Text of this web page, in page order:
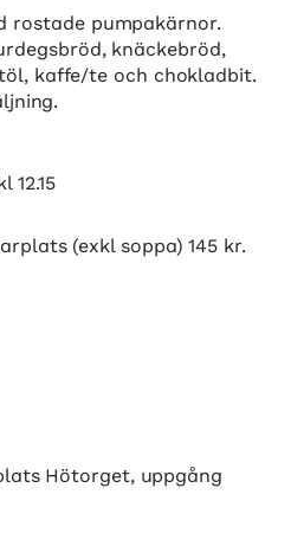
rostade pumpakärnor.
knäckebröd,
kaffe/te och chokladbit.
12.15
(exkl soppa) 145 kr.
Hötorget, uppgång